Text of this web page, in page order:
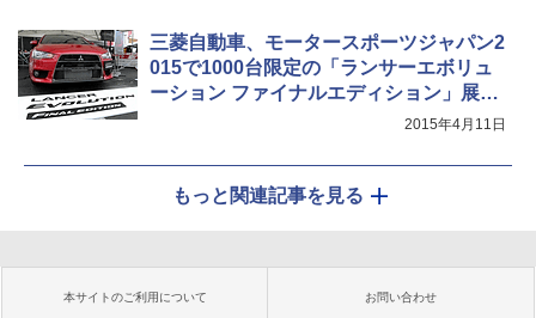
三菱自動車、モータースポーツジャパン2
015で1000台限定の「ランサーエボリュ
ーション ファイナルエディション」展示
2015年4月11日
もっと関連記事を見る
本サイトのご利用について お問い合わせ